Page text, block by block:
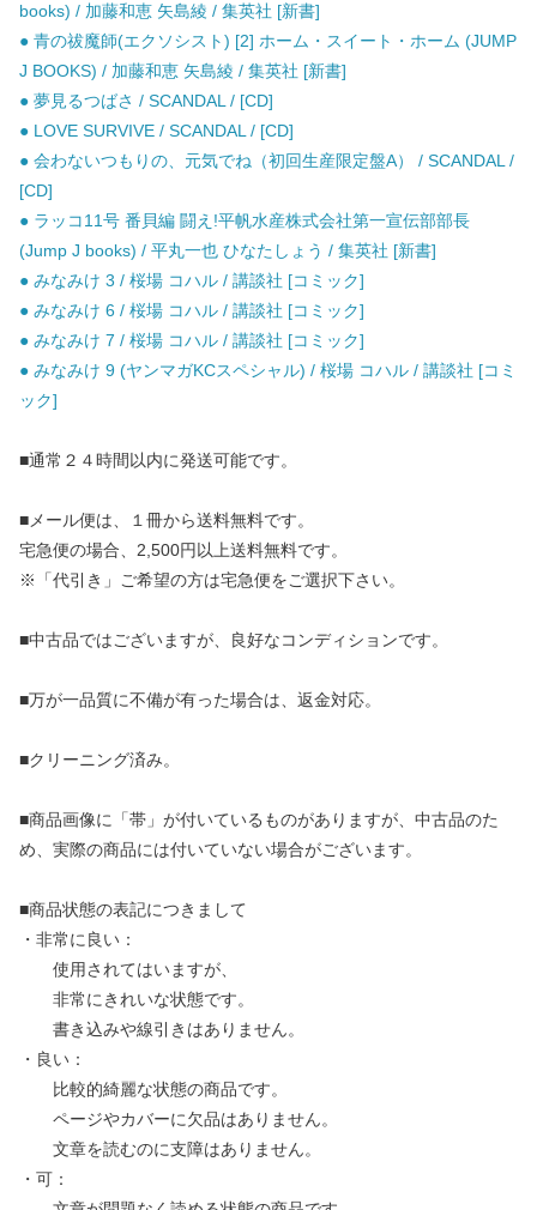
books) / 加藤和恵 矢島綾 / 集英社 [新書]
● 青の祓魔師(エクソシスト) [2] ホーム・スイート・ホーム (JUMP
J BOOKS) / 加藤和恵 矢島綾 / 集英社 [新書]
● 夢見るつばさ / SCANDAL / [CD]
● LOVE SURVIVE / SCANDAL / [CD]
● 会わないつもりの、元気でね（初回生産限定盤A） / SCANDAL /
[CD]
● ラッコ11号 番貝編 闘え!平帆水産株式会社第一宣伝部部長
(Jump J books) / 平丸一也 ひなたしょう / 集英社 [新書]
● みなみけ 3 / 桜場 コハル / 講談社 [コミック]
● みなみけ 6 / 桜場 コハル / 講談社 [コミック]
● みなみけ 7 / 桜場 コハル / 講談社 [コミック]
● みなみけ 9 (ヤンマガKCスペシャル) / 桜場 コハル / 講談社 [コミ
ック]
■通常２４時間以内に発送可能です。
■メール便は、１冊から送料無料です。
宅急便の場合、2,500円以上送料無料です。
※「代引き」ご希望の方は宅急便をご選択下さい。
■中古品ではございますが、良好なコンディションです。
■万が一品質に不備が有った場合は、返金対応。
■クリーニング済み。
■商品画像に「帯」が付いているものがありますが、中古品のた
め、実際の商品には付いていない場合がございます。
■商品状態の表記につきまして
・非常に良い：
使用されてはいますが、
非常にきれいな状態です。
書き込みや線引きはありません。
・良い：
比較的綺麗な状態の商品です。
ページやカバーに欠品はありません。
文章を読むのに支障はありません。
・可：